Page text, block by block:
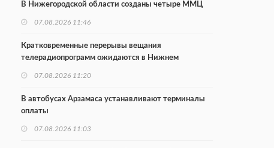
В Нижегородской области созданы четыре ММЦ
07.08.2026 11:46
Кратковременные перерывы вещания
телерадиопрограмм ожидаются в Нижнем
07.08.2026 11:20
В автобусах Арзамаса устанавливают терминалы
оплаты
07.08.2026 11:03